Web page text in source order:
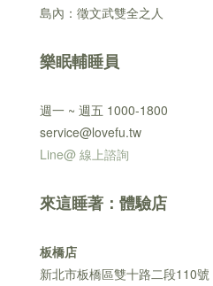
島內：徵文武雙全之人
樂眠輔睡員
週一 ~ 週五 1000-1800
service@lovefu.tw
Line@ 線上諮詢
來這睡著：體驗店
板橋店
新北市板橋區雙十路二段110號